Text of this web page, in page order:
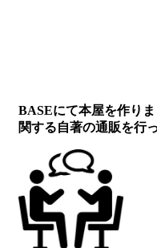
BASEにて本屋を作り
関する自著の通販を行